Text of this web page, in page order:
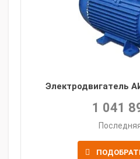
Электродвигатель
1 041